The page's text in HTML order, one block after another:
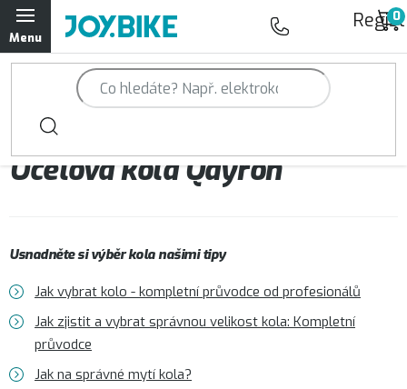
Přejít
na
obsah
Trailová kola Qayron
Horská kola Qayron
Dámská horská kola Qayron
Doplňky a oblečení Qayron
Kontakt Servisní a výdejní místa
Ocelová kola Qayron
Usnadněte si výběr kola našimi tipy
Jak vybrat kolo - kompletní průvodce od profesionálů
Jak zjistit a vybrat správnou velikost kola: Kompletní
průvodce
Jak na správné mytí kola?